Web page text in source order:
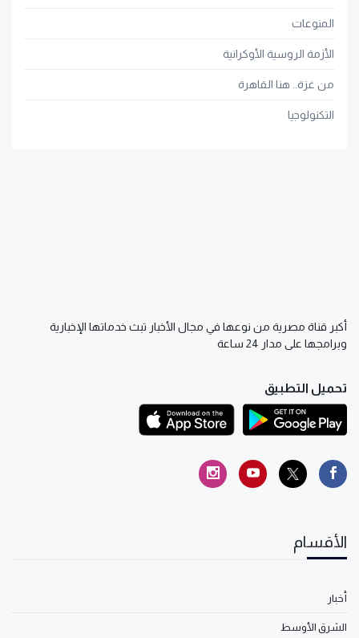
المنوعات
الأزمة الروسية الأوكرانية
من غزة.. هنا القاهرة
التكنولوجيا
أكبر قناة مصرية من نوعها في مجال الأخبار تبث خدماتها الإخبارية
وبرامجها على مدار 24 ساعة
تحميل التطبيق
الأقسام
أخبار
الشرق الأوسط